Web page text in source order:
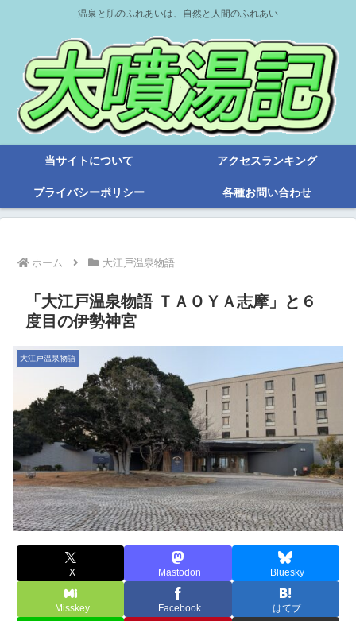
温泉と肌のふれあいは、自然と人間のふれあい
当サイトについて アクセスランキング
プライバシーポリシー 各種お問い合わせ
ホーム 大江戸温泉物語
「大江戸温泉物語 ＴＡＯＹＡ志摩」と６
度目の伊勢神宮
大江戸温泉物語
X Mastodon Bluesky
Misskey Facebook はてブ